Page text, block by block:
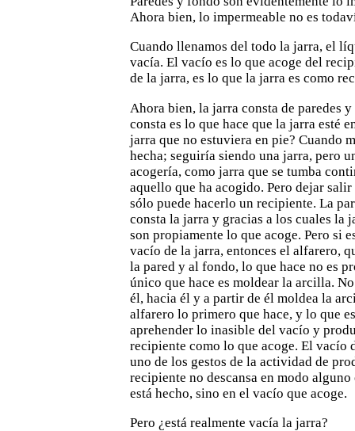
Ahora bien, lo impermeable no es
Cuando llenamos del todo la jarra, el
vacía. El vacío es lo que acoge del
de la jarra, es lo que la jarra es como
Ahora bien, la jarra consta de paredes
consta es lo que hace que la jarra esté
jarra que no estuviera en pie? Cuando
hecha; seguiría siendo una jarra, pero
acogería, como jarra que se tumba
aquello que ha acogido. Pero dejar
sólo puede hacerlo un recipiente. La
consta la jarra y gracias a los cuales la
son propiamente lo que acoge. Pero si
vacío de la jarra, entonces el alfarero,
la pared y al fondo, lo que hace no es
único que hace es moldear la arcilla.
él, hacia él y a partir de él moldea la
alfarero lo primero que hace, y lo que
aprehender lo inasible del vacío y
recipiente como lo que acoge. El vacío
uno de los gestos de la actividad de
recipiente no descansa en modo
está hecho, sino en el vacío que acoge.
Pero ¿está realmente vacía la jarra?